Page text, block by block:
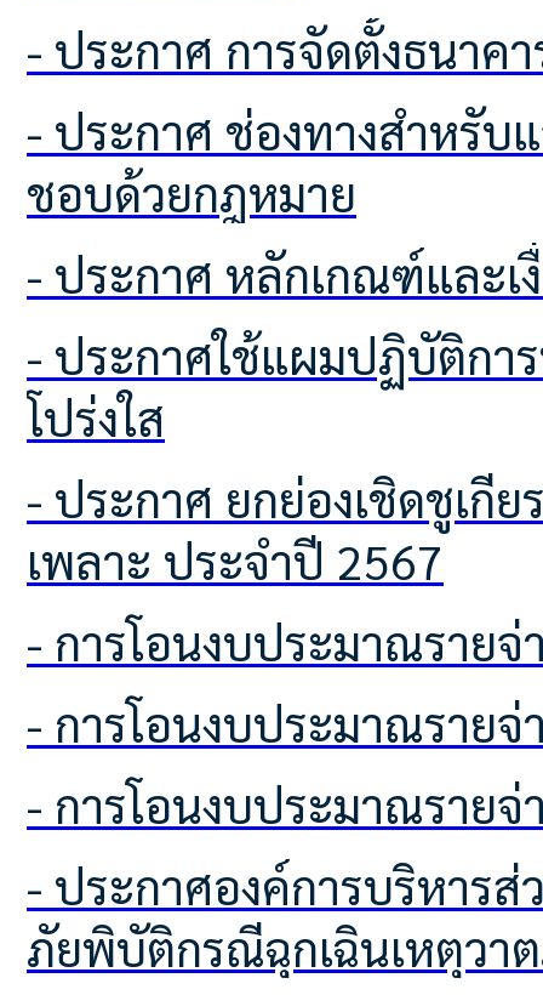
- ประกาศ การจัดตั้งธนา
- ประกาศ ช่องทางสำหรับแจ้งเบาะป้ายโฆษณาหรือสิ่งอื่นใดที่รุกล้ำทางสาธารณะที่ไม่
ชอบด้วยกฎหมาย
- ประกาศ หลักเกณฑ์และ
- ประกาศใช้แผมปฏิบัติการป้องกันการทุจริตเพื่อยกระทับคุบคุณธรรมและความ
โปร่งใส
- ประกาศ ยกย่องเชิดชูเกียรติครัวเรือนต้นแบบในการจัดการขยะครัวเรือนตำบลโคก
เพลาะ ประจำปี 2567
- การโอนงบประมาณรา
- การโอนงบประมาณรา
- การโอนงบประมาณรา
- ประกาศองค์การบริหารส่วนตำบลโคกเพลาะ เรื่อง การช่วยเหลือประชาชนผู้ประสบ
ภัยพิบัติกรณีฉุกเฉินเหตุวา